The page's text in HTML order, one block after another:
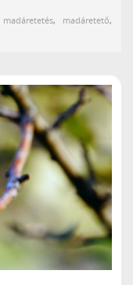
madáretetés, madáretető,